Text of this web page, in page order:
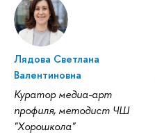
Лядова Светлана
алентиновна
Куратор медиа-арт
профиля, методист ЧШ
"Хорошкола"